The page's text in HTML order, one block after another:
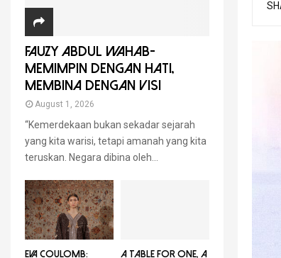
FAUZY ABDUL WAHAB-
MEMIMPIN DENGAN HATI,
MEMBINA DENGAN VISI
August 1, 2026
“Kemerdekaan bukan sekadar sejarah
yang kita warisi, tetapi amanah yang kita
teruskan. Negara dibina oleh...
EVA COULOMB:
A TABLE FOR ONE, A